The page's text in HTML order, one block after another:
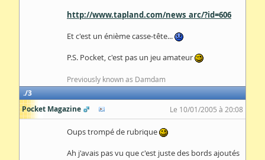
http://www.tapland.com/news_arc/?id=606
Et c'est un énième casse-tête...
P.S. Pocket, c'est pas un jeu amateur
Previously known as Damdam
3
Pocket Magazine
Le 10/01/2005 à 20:08
Oups trompé de rubrique
Ah j'avais pas vu que c'est juste des bords ajoutés